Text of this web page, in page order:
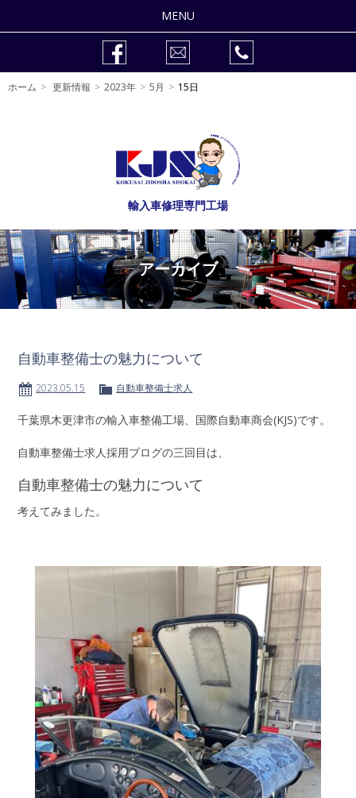
MENU
車検
自動車整備士の求人
ホーム 更新情報 2023年 5月 15日
輸入車修理専門工場
アーカイブ
自動車整備士の魅力について
2023.05.15 自動車整備士求人
千葉県木更津市の輸入車整備工場、国際自動車商会(KJS)です。
自動車整備士求人採用ブログの三回目は、
自動車整備士の魅力について
考えてみました。